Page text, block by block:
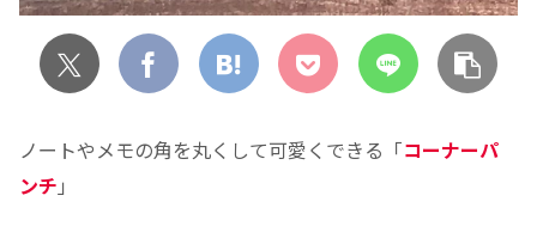
ノートやメモの角を丸くして可愛くできる「コーナーパ
ンチ 」